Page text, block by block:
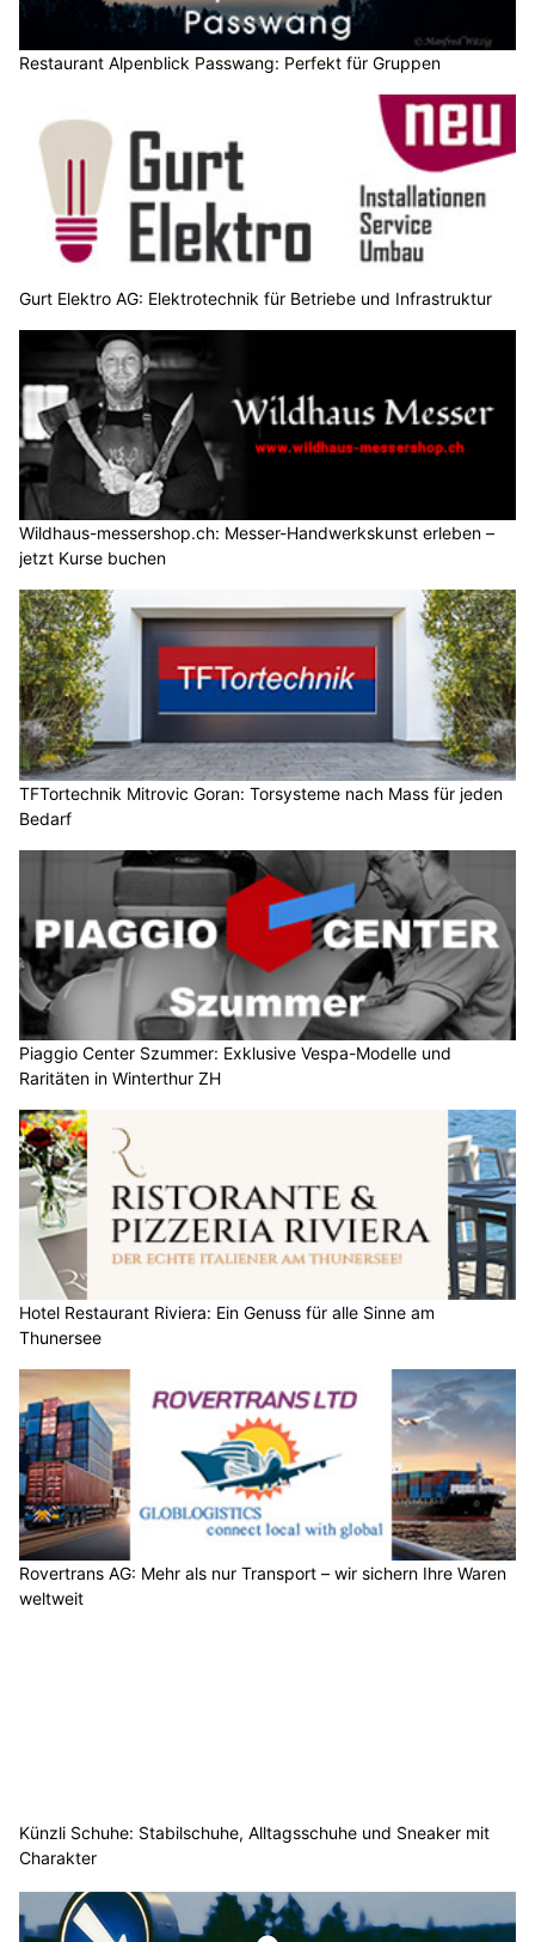
Restaurant Alpenblick Passwang: Perfekt für Gruppen
Gurt Elektro AG: Elektrotechnik für Betriebe und Infrastruktur
Wildhaus-messershop.ch: Messer-Handwerkskunst erleben –
jetzt Kurse buchen
TFTortechnik Mitrovic Goran: Torsysteme nach Mass für jeden
Bedarf
Piaggio Center Szummer: Exklusive Vespa-Modelle und
Raritäten in Winterthur ZH
Hotel Restaurant Riviera: Ein Genuss für alle Sinne am
Thunersee
Rovertrans AG: Mehr als nur Transport – wir sichern Ihre Waren
weltweit